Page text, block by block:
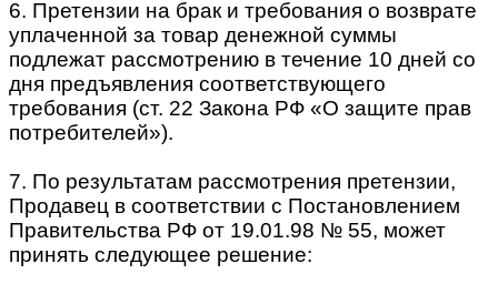
6. Претензии на брак и требования о возврате
уплаченной за товар денежной суммы
подлежат рассмотрению в течение 10 дней со
дня предъявления соответствующего
требования (ст. 22 Закона РФ «О защите прав
потребителей»).
7. По результатам рассмотрения претензии,
Продавец в соответствии с Постановлением
Правительства РФ от 19.01.98 № 55, может
принять следующее решение: